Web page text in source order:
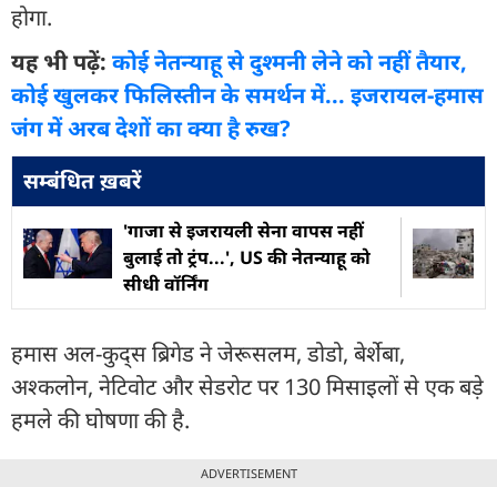
होगा.
यह भी पढ़ें: कोई नेतन्याहू से दुश्मनी लेने को नहीं तैयार,
कोई खुलकर फिलिस्तीन के समर्थन में... इजरायल-हमास
जंग में अरब देशों का क्या है रुख?
सम्बंधित ख़बरें
'गाजा से इजरायली सेना वापस नहीं
बुलाई तो ट्रंप...', US की नेतन्याहू को
सीधी वॉर्निंग
हमास अल-कुद्स ब्रिगेड ने जेरूसलम, डोडो, बेर्शेबा,
अश्कलोन, नेटिवोट और सेडरोट पर 130 मिसाइलों से एक बड़े
हमले की घोषणा की है.
ADVERTISEMENT